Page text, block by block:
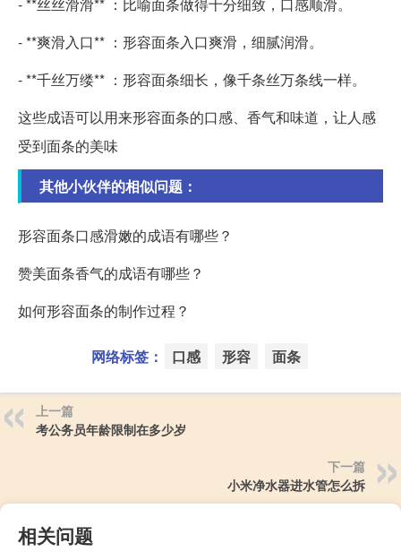
- **爽滑入口** ：形容面条入口爽滑，细腻润滑。
- **千丝万缕** ：形容面条细长，像千条丝万条线一样。
这些成语可以用来形容面条的口感、香气和味道，让人感
受到面条的美味
其他小伙伴的相似问题：
形容面条口感滑嫩的成语有哪些？
赞美面条香气的成语有哪些？
如何形容面条的制作过程？
网络标签： 口感 形容 面条
上一篇
考公务员年龄限制在多少岁
下一篇
小米净水器进水管怎么拆
相关问题